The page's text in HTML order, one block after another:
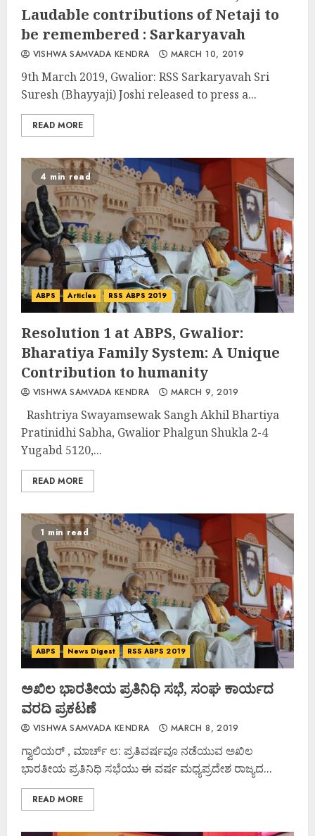
Laudable contributions of Netaji to
be remembered : Sarkaryavah
VISHWA SAMVADA KENDRA MARCH 10, 2019
9th March 2019, Gwalior: RSS Sarkaryavah Sri
Suresh (Bhayyaji) Joshi released to press a...
READ MORE
4 min read
ABPS Articles RSS ABPS 2019
Resolution 1 at ABPS, Gwalior:
Bharatiya Family System: A Unique
Contribution to humanity
VISHWA SAMVADA KENDRA MARCH 9, 2019
Rashtriya Swayamsewak Sangh Akhil Bhartiya
Pratinidhi Sabha, Gwalior Phalgun Shukla 2-4
Yugabd 5120,...
READ MORE
1 min read
ABPS News Digest RSS ABPS 2019
ಅಖಿಲ ಭಾರತೀಯ ಪ್ರತಿನಿಧಿ ಸಭೆ, ಸಂಘ ಕಾರ್ಯದ
ವರದಿ ಪ್ರಕಟಣೆ
VISHWA SAMVADA KENDRA MARCH 8, 2019
ಗ್ವಾಲಿಯರ್ , ಮಾರ್ಚ್ ೮: ಪ್ರತಿವರ್ಷವೂ ನಡೆಯುವ ಅಖಿಲ
ಭಾರತೀಯ ಪ್ರತಿನಿಧಿ ಸಭೆಯು ಈ ವರ್ಷ ಮಧ್ಯಪ್ರದೇಶ ರಾಜ್ಯದ...
READ MORE